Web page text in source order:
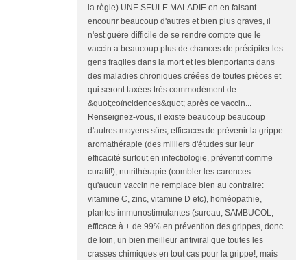
la règle) UNE SEULE MALADIE en en faisant
encourir beaucoup d'autres et bien plus graves, il
n'est guère difficile de se rendre compte que le
vaccin a beaucoup plus de chances de précipiter les
gens fragiles dans la mort et les bienportants dans
des maladies chroniques créées de toutes pièces et
qui seront taxées très commodément de
&quot;coïncidences&quot; après ce vaccin...
Renseignez-vous, il existe beaucoup beaucoup
d'autres moyens sûrs, efficaces de prévenir la grippe:
aromathérapie (des milliers d'études sur leur
efficacité surtout en infectiologie, préventif comme
curatif!), nutrithérapie (combler les carences
qu'aucun vaccin ne remplace bien au contraire:
vitamine C, zinc, vitamine D etc), homéopathie,
plantes immunostimulantes (sureau, SAMBUCOL,
efficace à + de 99% en prévention des grippes, donc
de loin, un bien meilleur antiviral que toutes les
crasses chimiques en tout cas pour la grippe!; mais